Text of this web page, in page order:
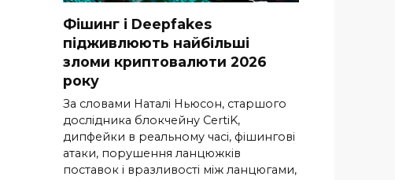
Фішинг і Deepfakes
підживлюють найбільші
зломи криптовалюти 2026
року
За словами Наталі Ньюсон, старшого
дослідника блокчейну CertiK,
дипфейки в реальному часі, фішингові
атаки, порушення ланцюжків
поставок і вразливості між ланцюгами,